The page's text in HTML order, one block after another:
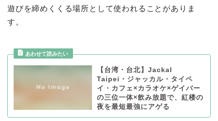
遊びを締めくくる場所として使われることがありま
す。
【台湾・台北】Jackal
Taipei・ジャッカル・タイペ
イ・カフェ×カラオケ×ゲイバー
の三位一体×飲み放題で、紅楼の
夜を最短最強にアゲる